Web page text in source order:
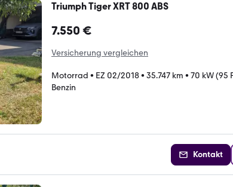
Triumph Tiger XRT 800 ABS
7.550 €
Versicherung vergleichen
Motorrad • EZ 02/2018• 35.747 km • 70 kW (95
Benzin
Kontakt